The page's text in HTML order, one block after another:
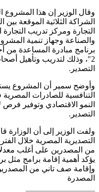
وقال الوزير إن هذا المشروع
الشراكة الثلاثية الموقعة
التجارة ومركز تدريب التجارة
والصناعة وجهاز تنمية
برنامج مبادرة المساعدة من
2″، وذلك لتدريب وتأهيل
التصدير.
وأوضح سمير أن المشروع
التنافسية للصادرات
النمو الاقتصادي وتوفير
التصدير.
ولفت الوزير إلى أن
التصديرية المصرية خلال
من المصدرين على أغلب
وإقامة صف تاني من
المصدرة